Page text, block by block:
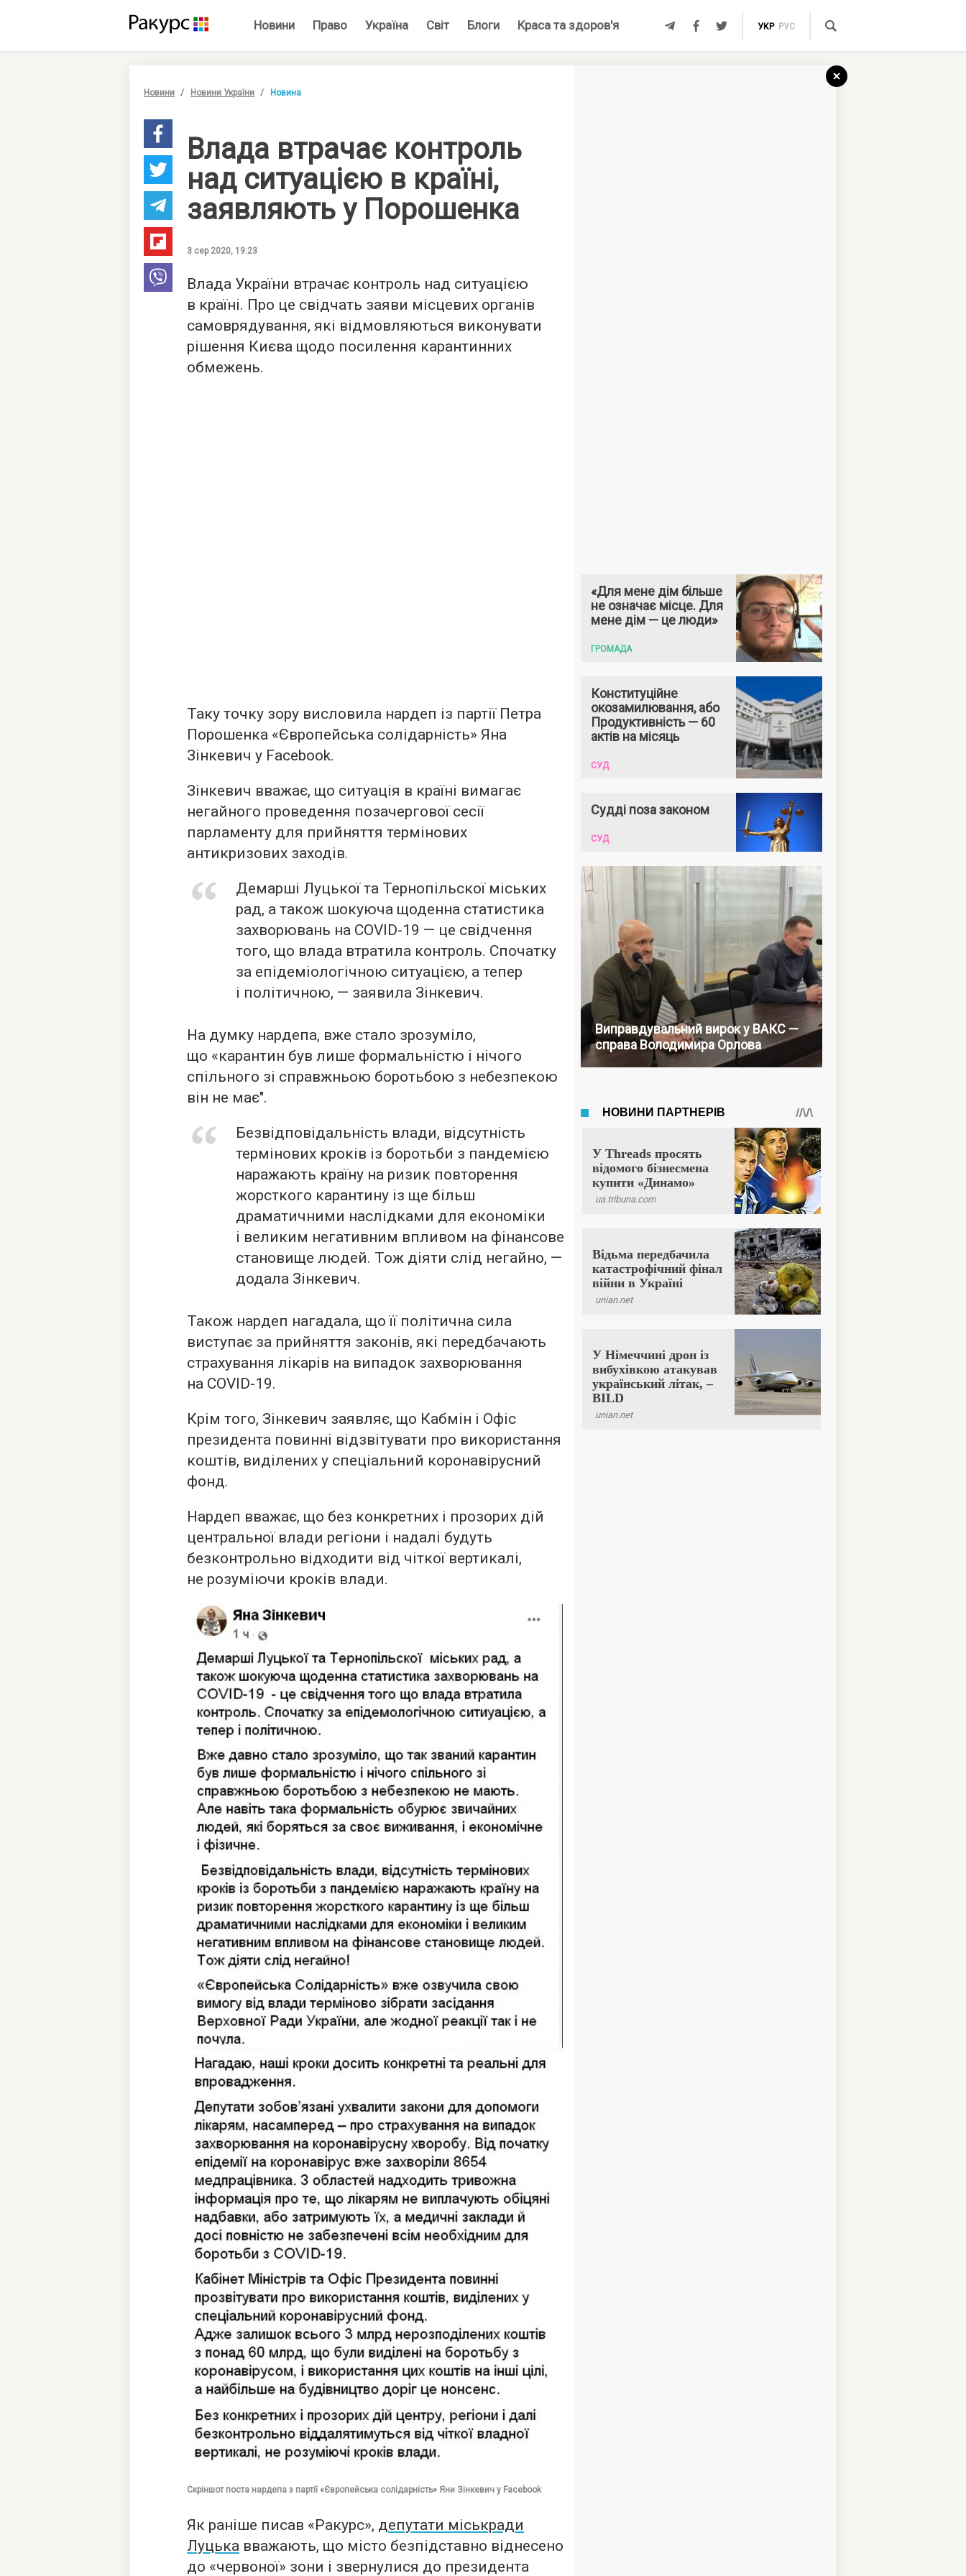
Новини Право Україна Світ Блоги Краса та здоров'я УКР РУС
Новини Новини України Новина
Влада втрачає контроль
над ситуацією в країні,
заявляють у Порошенка
3 сер 2020, 19:23
Влада України втрачає контроль над ситуацією
в країні. Про це свідчать заяви місцевих органів
самоврядування, які відмовляються виконувати
рішення Києва щодо посилення карантинних
обмежень.
Таку точку зору висловила нардеп із партії Петра
Порошенка «Європейська солідарність» Яна
Зінкевич у Facebook.
Зінкевич вважає, що ситуація в країні вимагає
негайного проведення позачергової сесії
парламенту для прийняття термінових
антикризових заходів.
Демарші Луцької та Тернопільскої міських
рад, а також шокуюча щоденна статистика
захворювань на COVID-19 — це свідчення
того, що влада втратила контроль. Спочатку
за епідеміологічною ситуацією, а тепер
і політичною, — заявила Зінкевич.
На думку нардепа, вже стало зрозуміло,
що «карантин був лише формальністю і нічого
спільного зі справжньою боротьбою з небезпекою
він не має".
Безвідповідальність влади, відсутність
термінових кроків із боротьби з пандемією
наражають країну на ризик повторення
жорсткого карантину із ще більш
драматичними наслідками для економіки
і великим негативним впливом на фінансове
становище людей. Тож діяти слід негайно, —
додала Зінкевич.
Також нардеп нагадала, що її політична сила
виступає за прийняття законів, які передбачають
страхування лікарів на випадок захворювання
на COVID-19.
Крім того, Зінкевич заявляє, що Кабмін і Офіс
президента повинні відзвітувати про використання
коштів, виділених у спеціальний коронавірусний
фонд.
Нардеп вважає, що без конкретних і прозорих дій
центральної влади регіони і надалі будуть
безконтрольно відходити від чіткої вертикалі,
не розуміючи кроків влади.
Скріншот поста нардепа з партії «Європейська солідарність» Яни Зінкевич у Facebook
Як раніше писав «Ракурс», депутати міськради
Луцька вважають, що місто безпідставно віднесено
до «червоної» зони і звернулися до президента
«Для мене дім більше
не означає місце. Для
мене дім — це люди»
ГРОМАДА
Конституційне
окозамилювання, або
Продуктивність — 60
актів на місяць
СУД
Судді поза законом
СУД
Виправдувальний вирок у ВАКС —
справа Володимира Орлова